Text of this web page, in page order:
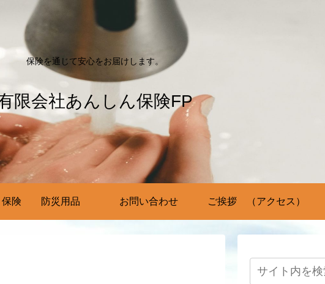
保険を通じて安心をお届けします。
限会社あんしん保険FP
保険 防災用品 お問い合わせ ご挨拶 （アクセス）